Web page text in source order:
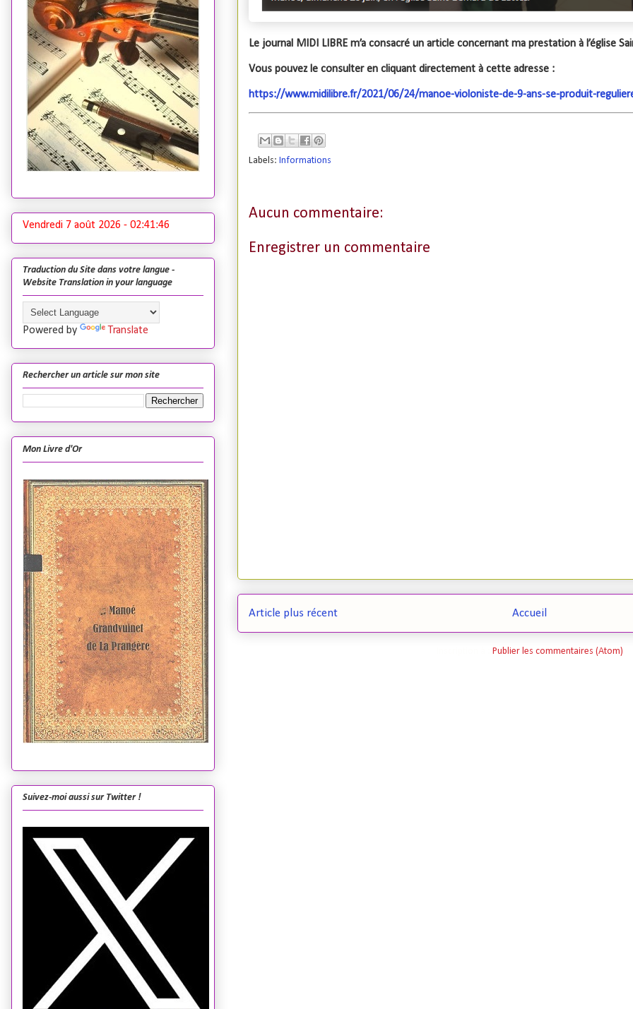
Le journal MIDI LIBRE m’a consacré un article concernant ma prestation à l’église
Vous pouvez le consulter en cliquant directement à cette adresse :
https://www.midilibre.fr/2021/06/24/manoe-violoniste-de-9-ans-se-produit-
Labels: Informations
Aucun commentaire:
Enregistrer un commentaire
Article plus récent Accueil
Publier les commentaires (Atom)
Vendredi 7 août 2026 - 02:41:47
Traduction du Site dans votre langue -
Website Translation in your language
Powered by Translate
Rechercher un article sur mon site
Mon Livre d'Or
Suivez-moi aussi sur Twitter !